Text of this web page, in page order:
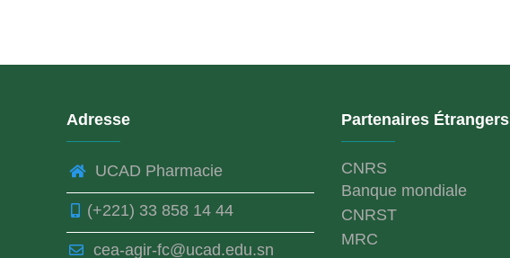
Adresse
UCAD Pharmacie
(+221) 33 858 14 44
cea-agir-fc@ucad.edu.sn
Partenaires Étrangers
CNRS
Banque mondiale
CNRST
MRC